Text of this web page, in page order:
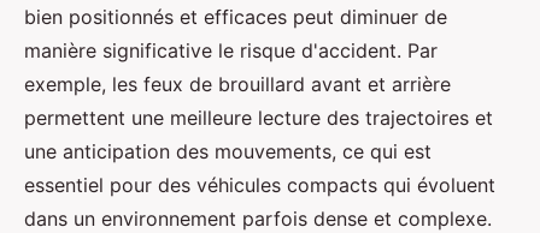
bien positionnés et efficaces peut diminuer de
manière significative le risque d'accident. Par
exemple, les feux de brouillard avant et arrière
permettent une meilleure lecture des trajectoires et
une anticipation des mouvements, ce qui est
essentiel pour des véhicules compacts qui évoluent
dans un environnement parfois dense et complexe.